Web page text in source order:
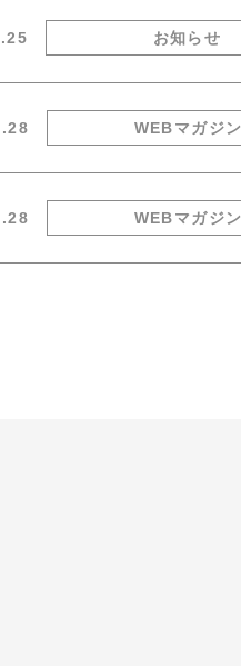
お知らせ
WEBマガジン
WEBマガジン